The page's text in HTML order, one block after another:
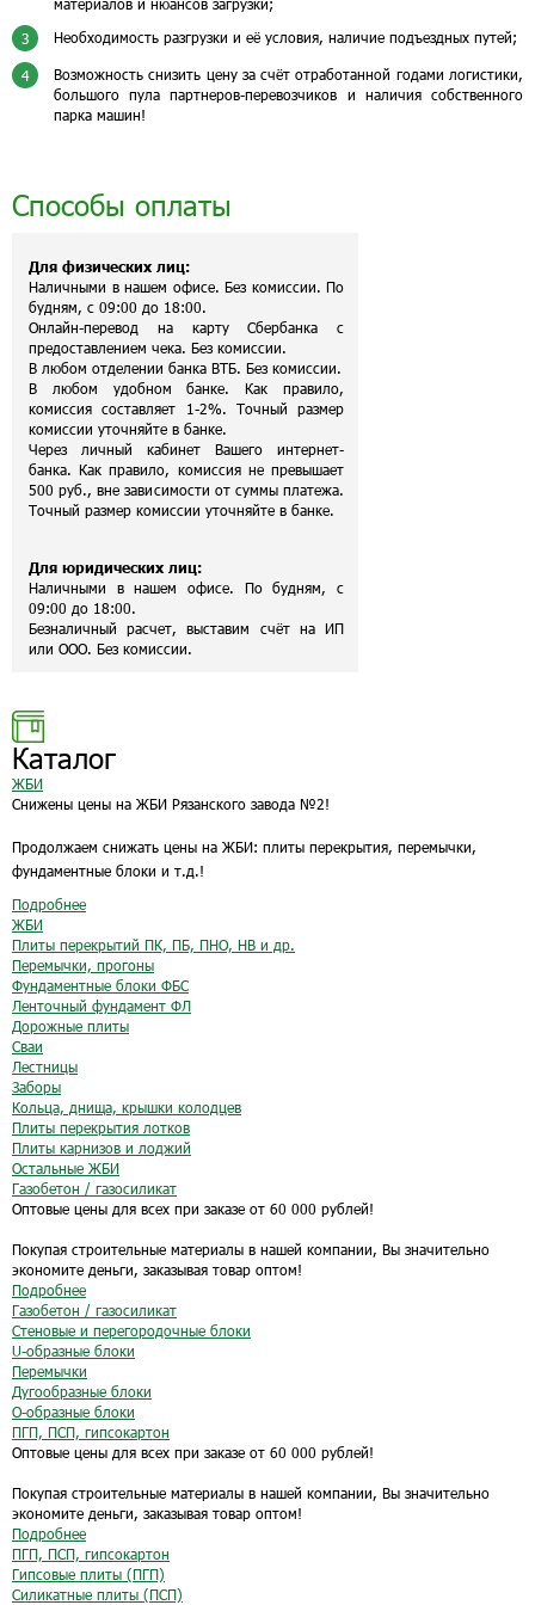
материалов и нюансов загрузки;
3 Необходимость разгрузки и её условия, наличие подъездных путей;
4
Возможность снизить цену за счёт отработанной годами логистики,
большого пула партнеров-перевозчиков и наличия собственного
парка машин!
Способы оплаты
Для физических лиц:
Наличными в нашем офисе. Без комиссии. По
будням, с 09:00 до 18:00.
Онлайн-перевод на карту Сбербанка с
предоставлением чека. Без комиссии.
В любом отделении банка ВТБ. Без комиссии.
В любом удобном банке. Как правило,
комиссия составляет 1-2%. Точный размер
комиссии уточняйте в банке.
Через личный кабинет Вашего интернет-
банка. Как правило, комиссия не превышает
500 руб., вне зависимости от суммы платежа.
Точный размер комиссии уточняйте в банке.
Для юридических лиц:
Наличными в нашем офисе. По будням, с
09:00 до 18:00.
Безналичный расчет, выставим счёт на ИП
или ООО. Без комиссии.
Каталог
ЖБИ
Снижены цены на ЖБИ Рязанского завода №2!
Продолжаем снижать цены на ЖБИ: плиты перекрытия, перемычки,
фундаментные блоки и т.д.!
Подробнее
ЖБИ
Плиты перекрытий ПК, ПБ, ПНО, НВ и др.
Перемычки, прогоны
Фундаментные блоки ФБС
Ленточный фундамент ФЛ
Дорожные плиты
Сваи
Лестницы
Заборы
Кольца, днища, крышки колодцев
Плиты перекрытия лотков
Плиты карнизов и лоджий
Остальные ЖБИ
Газобетон / газосиликат
Оптовые цены для всех при заказе от 60 000 рублей!
Покупая строительные материалы в нашей компании, Вы значительно
экономите деньги, заказывая товар оптом!
Подробнее
Газобетон / газосиликат
Стеновые и перегородочные блоки
U-образные блоки
Перемычки
Дугообразные блоки
O-образные блоки
ПГП, ПСП, гипсокартон
Оптовые цены для всех при заказе от 60 000 рублей!
Покупая строительные материалы в нашей компании, Вы значительно
экономите деньги, заказывая товар оптом!
Подробнее
ПГП, ПСП, гипсокартон
Гипсовые плиты (ПГП)
Силикатные плиты (ПСП)